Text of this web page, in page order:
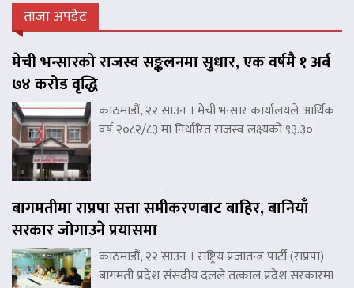
ताजा अपडेट
मेची भन्सारको राजस्व सङ्कलनमा सुधार, एक वर्षमै १ अर्ब
७४ करोड वृद्धि
काठमाडौं, २२ साउन । मेची भन्सार कार्यालयले आर्थिक
वर्ष २०८२/८३ मा निर्धारित राजस्व लक्ष्यको ९३.३०
बागमतीमा राप्रपा सत्ता समीकरणबाट बाहिर, बानियाँ
सरकार जोगाउने प्रयासमा
काठमाडौं, २२ साउन । राष्ट्रिय प्रजातन्त्र पार्टी (राप्रपा)
बागमती प्रदेश संसदीय दलले तत्काल प्रदेश सरकारमा